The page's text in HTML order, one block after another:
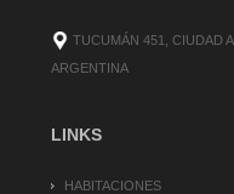
TUCUMÁN 451, CIUDAD
ARGENTINA
LINKS
HABITACIONES